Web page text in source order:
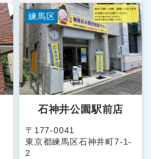
練馬区
石神井公園駅前店
〒177-0041
東京都練馬区石神井町7-1-
2